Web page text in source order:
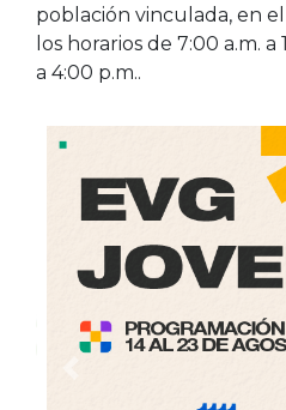
población vinculada, en
los horarios de 7:00 a.m.
a 4:00 p.m..